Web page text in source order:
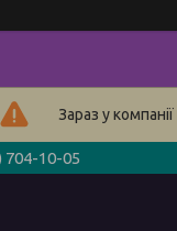
Зараз у
704-10-05